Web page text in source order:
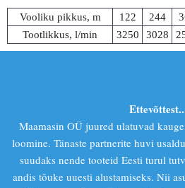
Vooliku pikkus, m 122 244
Tootlikkus, l/min
3250 3028
Maamasin OÜ juured ulatuvad
loomine. Tänaste partnerite huvi
suudaks nende tooteid Eesti turul
andis tõuke uuesti alustamiseks. Nii